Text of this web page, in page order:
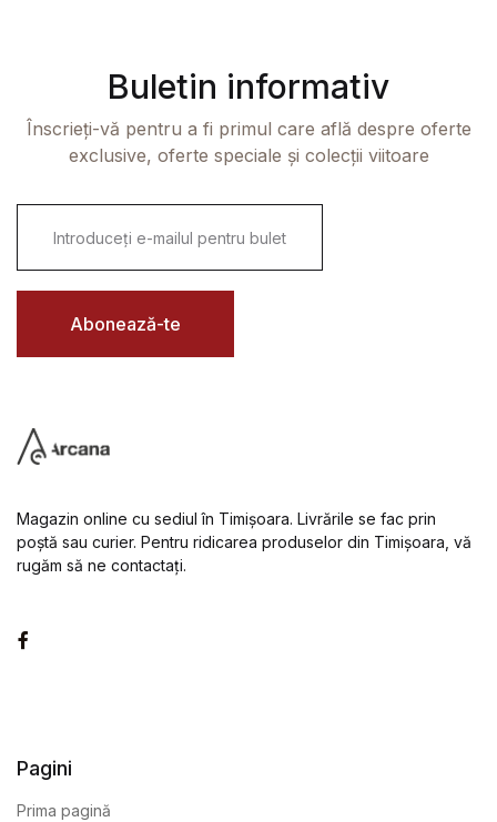
Buletin informativ
Înscrieți-vă pentru a fi primul care află despre oferte
exclusive, oferte speciale și colecții viitoare
i
l
Abonează-te
Magazin online cu sediul în Timișoara. Livrările se fac prin
poștă sau curier. Pentru ridicarea produselor din Timișoara, vă
rugăm să ne contactați.
Pagini
Prima pagină